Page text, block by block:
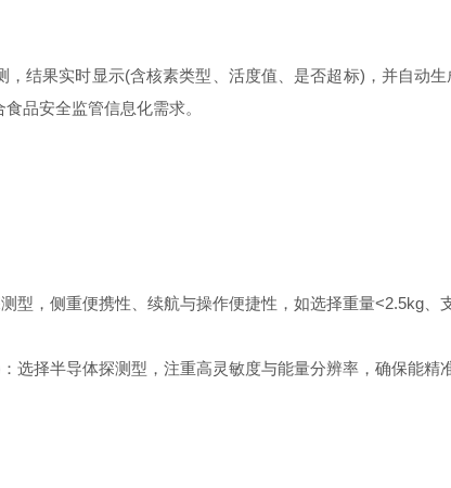
果实时显示(含核素类型、活度值、是否超标)，并自动
品安全监管信息化需求。​
，侧重便携性、续航与操作便捷性，如选择重量<2.5kg、
择半导体探测型，注重高灵敏度与能量分辨率，确保能精